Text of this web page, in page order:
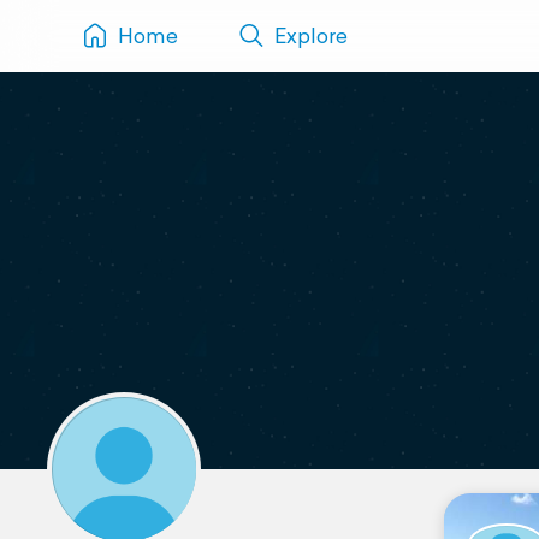
Home Explore